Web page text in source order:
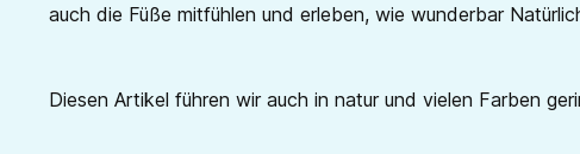
auch die Füße mitfühlen und erleben, wie wunderbar
Diesen Artikel führen wir auch in natur und vielen Farben